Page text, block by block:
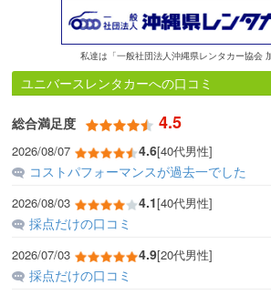
私達は「一般社団法人沖縄県レンタカー協会
ユニバースレンタカーへの口コミ
総合満足度 4.5
2026/08/07
4.6[40代男性]
コストパフォーマンスが過去一でした
2026/08/03 4.1[40代男性]
採点だけの口コミ
2026/07/03 4.9[20代男性]
採点だけの口コミ